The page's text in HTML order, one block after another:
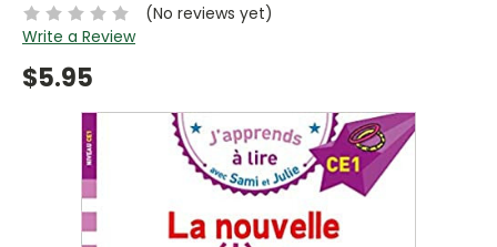
(No reviews yet)
Write a Review
$5.95